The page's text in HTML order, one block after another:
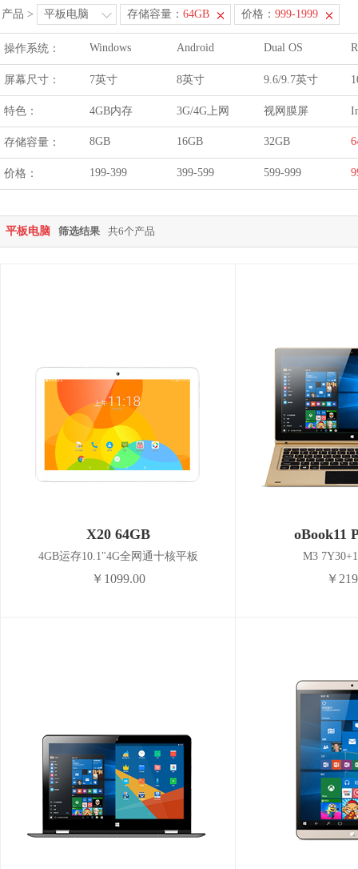
产品 > 平板电脑 存储容量： 64GB 价格： 999-1999
操作系统： Windows Android Dual OS
屏幕尺寸： 7英寸 8英寸 9.6/9.7英寸
特色： 4GB内存 3G/4G上网 视网膜屏
存储容量： 8GB 16GB 32GB
价格： 199-399 399-599 599-999
平板电脑 筛选结果 共6个产品
X20 64GB
4GB运存10.1"4G全网通十核平板
￥1099.00
oBook11
M3
￥